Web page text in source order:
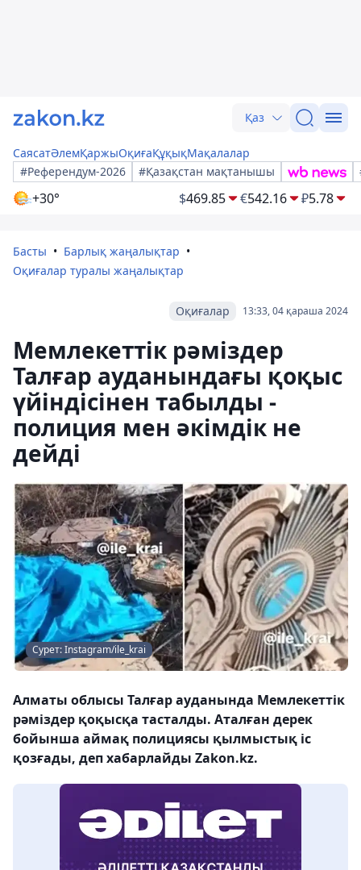
Қаз
СаясатӘлемҚаржыОқиғаҚұқықМақалалар
#Референдум-2026
#Қазақстан мақтанышы
+30° $469.85 €542.16 ₽5.78
Басты
Барлық жаңалықтар
Оқиғалар туралы жаңалықтар
13:33, 04 қараша 2024
Оқиғалар
Мемлекеттік рәміздер
Талғар ауданындағы қоқыс
үйіндісінен табылды -
полиция мен әкімдік не
дейді
Сурет: Instagram/ile_krai
Алматы облысы Талғар ауданында Мемлекеттік
рәміздер қоқысқа тасталды. Аталған дерек
бойынша аймақ полициясы қылмыстық іс
қозғады, деп хабарлайды Zakon.kz.